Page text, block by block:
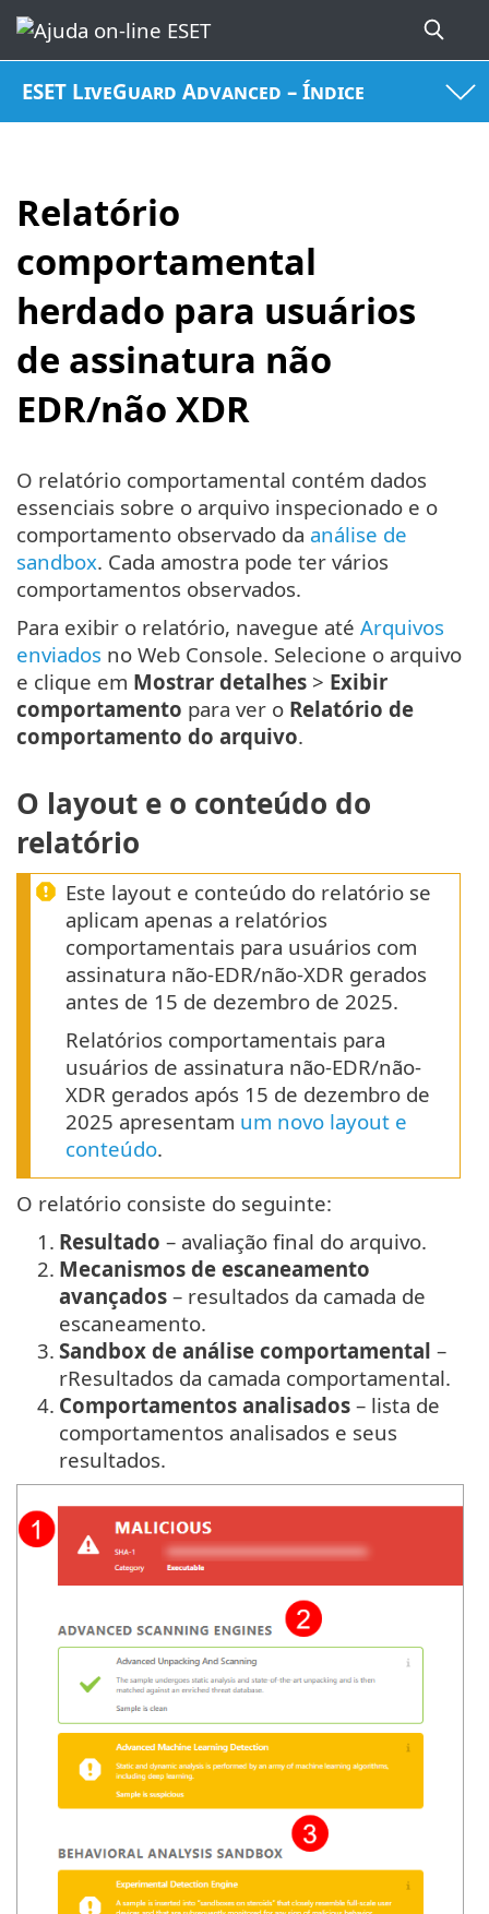
ESET LiveGuard Advanced – Índice
Relatório
comportamental
herdado para usuários
de assinatura não
EDR/não XDR
O relatório comportamental contém dados
essenciais sobre o arquivo inspecionado e o
comportamento observado da análise de
sandbox. Cada amostra pode ter vários
comportamentos observados.
Para exibir o relatório, navegue até Arquivos
enviados no Web Console. Selecione o arquivo
e clique em Mostrar detalhes > Exibir
comportamento para ver o Relatório de
comportamento do arquivo.
O layout e o conteúdo do
relatório
Este layout e conteúdo do relatório se
aplicam apenas a relatórios
comportamentais para usuários com
assinatura não-EDR/não-XDR gerados
antes de 15 de dezembro de 2025.
Relatórios comportamentais para
usuários de assinatura não-EDR/não-
XDR gerados após 15 de dezembro de
2025 apresentam um novo layout e
conteúdo.
O relatório consiste do seguinte:
1. Resultado – avaliação final do arquivo.
2. Mecanismos de escaneamento
avançados – resultados da camada de
escaneamento.
3. Sandbox de análise comportamental –
rResultados da camada comportamental.
4. Comportamentos analisados – lista de
comportamentos analisados e seus
resultados.